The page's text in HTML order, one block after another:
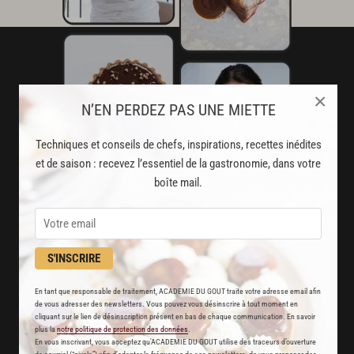
N’EN PERDEZ PAS UNE MIETTE
Techniques et conseils de chefs, inspirations, recettes inédites
et de saison : recevez l’essentiel de la gastronomie, dans votre
boîte mail.
S'INSCRIRE
En tant que responsable de traitement, ACADEMIE DU GOUT traite votre adresse email afin
de vous adresser des newsletters. Vous pouvez vous désinscrire à tout moment en
cliquant sur le lien de désinscription présent en bas de chaque communication. En savoir
plus lanotre politique de protection des données
En vous inscrivant, vous acceptez qu'ACADEMIE DU GOUT utilise des traceurs d’ouverture
×
AVEC VOTRE ABONNEMENT
PREMIUM
LA CUISINE DES CHEFS, ENFIN ACCESSIBLE !